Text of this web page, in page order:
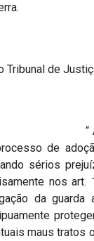
Tribunal de
de
sérios
nos
da
maus tratos